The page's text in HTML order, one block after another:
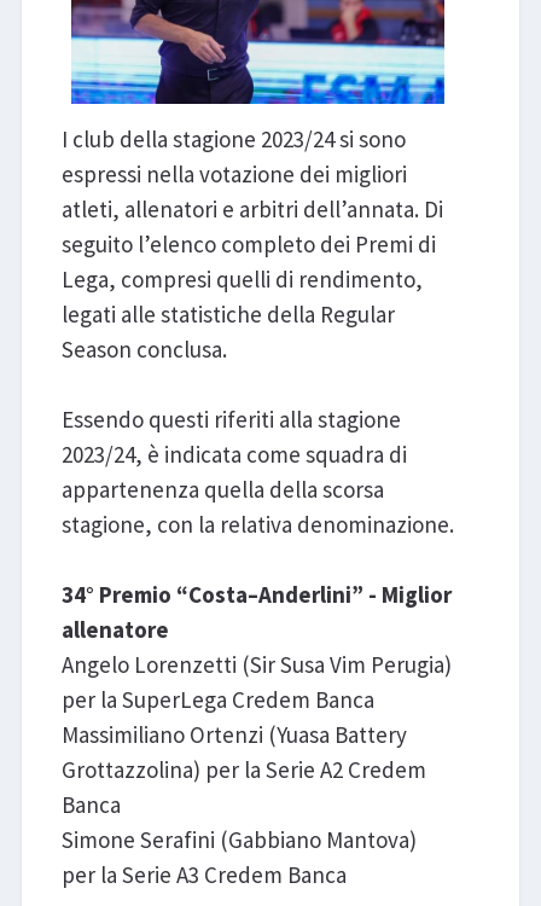
I club della stagione 2023/24 si sono
espressi nella votazione dei migliori
atleti, allenatori e arbitri dell’annata. Di
seguito l’elenco completo dei Premi di
Lega, compresi quelli di rendimento,
legati alle statistiche della Regular
Season conclusa.
Essendo questi riferiti alla stagione
2023/24, è indicata come squadra di
appartenenza quella della scorsa
stagione, con la relativa denominazione.
34° Premio “Costa–Anderlini” - Miglior
allenatore
Angelo Lorenzetti (Sir Susa Vim Perugia)
per la SuperLega Credem Banca
Massimiliano Ortenzi (Yuasa Battery
Grottazzolina) per la Serie A2 Credem
Banca
Simone Serafini (Gabbiano Mantova)
per la Serie A3 Credem Banca